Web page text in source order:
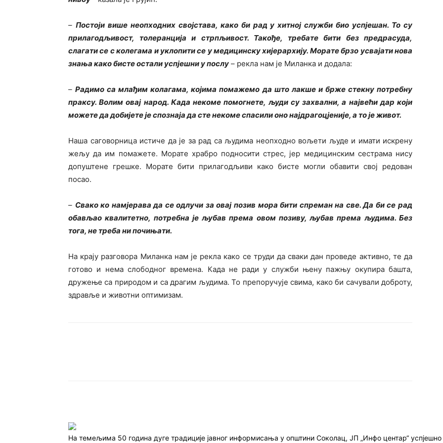
– Постоји више неопходних својстава, како би рад у хитној служби био успјешан. То су
прилагодљивост, толеранција и стрпљивост. Такође, требате бити без предрасуда,
слагати се с колегама и уклопити се у медицинску хијерархију. Морате брзо усвајати нова
знања како бисте остали успјешни у послу – рекла нам је Миланка и додала:
–Радимо са млађим колагама, којима помажемо да што лакше и брже стекну потребну
праксу. Волим овај народ. Када некоме помогнете, људи су захвални, а највећи дар који
можете да добијете је спознаја да сте некоме спасили оно најдрагоцјеније, а то је живот.
Наша саговорница истиче да је за рад са људима неопходно вољети људе и имати искрену
жељу да им помажете. Морате храбро подносити стрес, јер медицинским сестрама нису
допуштене грешке. Морате бити прилагодљиви како бисте могли обавити свој редован
посао.
– Свако ко намјерава да се одлучи за овај позив мора бити спреман на све. Да би се рад
обављао квалитетно, потребна је љубав према овом позиву, љубав према људима. Без
тога, не треба ни почињати.
На крају разговора Миланка нам је рекла како се труди да сваки дан проведе активно, те да
готово и нема слободног времена. Када не ради у служби њену пажњу окупира башта,
дружење са природом и са драгим људима. То препоручује свима, како би сачували доброту,
здравље и животни оптимизам.
На темељима 50 година дуге традиције јавног информисања у општини Соколац, ЈП „Инфо центар“